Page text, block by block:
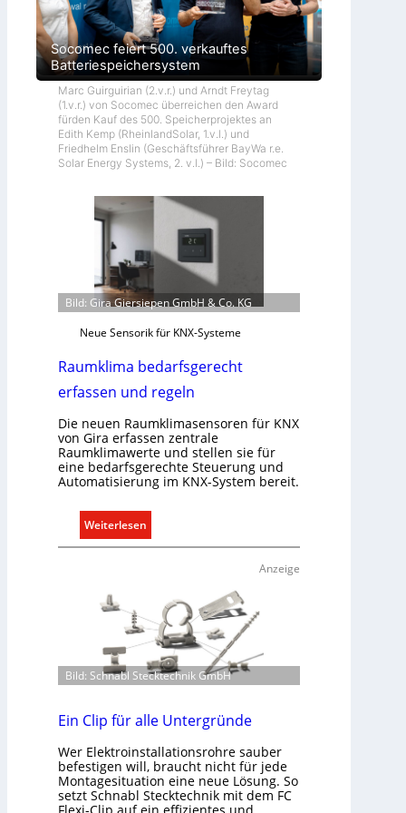
Socomec feiert 500. verkauftes
Batteriespeichersystem
Marc Guirguirian (2.v.r.) und Arndt Freytag
(1.v.r.) von Socomec überreichen den Award
fürden Kauf des 500. Speicherprojektes an
Edith Kemp (RheinlandSolar, 1.v.l.) und
Friedhelm Enslin (Geschäftsführer BayWa r.e.
Solar Energy Systems, 2. v.l.) – Bild: Socomec
Bild: Gira Giersiepen GmbH & Co. KG
Neue Sensorik für KNX-Systeme
Raumklima bedarfsgerecht
erfassen und regeln
Die neuen Raumklimasensoren für KNX
von Gira erfassen zentrale
Raumklimawerte und stellen sie für
eine bedarfsgerechte Steuerung und
Automatisierung im KNX-System bereit.
Weiterlesen
R
k
l
i
m
b
d
a
r
Anzeige
Bild: Schnabl Stecktechnik GmbH
Ein Clip für alle Untergründe
Wer Elektroinstallationsrohre sauber
befestigen will, braucht nicht für jede
Montagesituation eine neue Lösung. So
setzt Schnabl Stecktechnik mit dem FC